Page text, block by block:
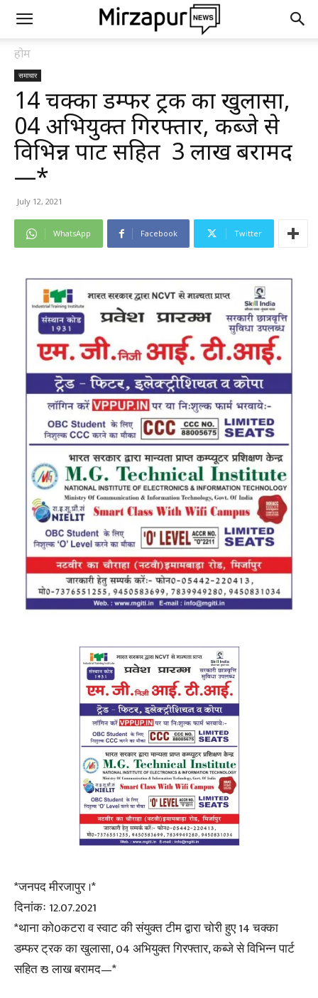
होम
समाचार
14 चक्का डम्फर ट्रक का खुलासा,
04 अभियुक्त गिरफ्तार, कब्जे से
विभिन्न पार्ट सहित ₹ 3 लाख बरामद
—*
July 12, 2021
WhatsApp Facebook Twitter
*जनपद मीरजापुर ।*
दिनांकः 12.07.2021
*थाना को0कटरा व स्वाट की संयुक्त टीम द्वारा चोरी हुए 14 चक्का
डम्फर ट्रक का खुलासा, 04 अभियुक्त गिरफ्तार, कब्जे से विभिन्न पार्ट
सहित ₹ 3 लाख बरामद—*